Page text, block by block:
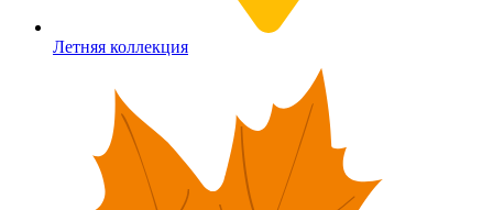
Летняя коллекция